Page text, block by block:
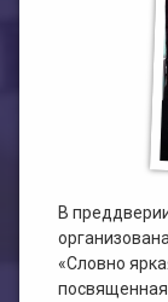
План
План
В
«Словно